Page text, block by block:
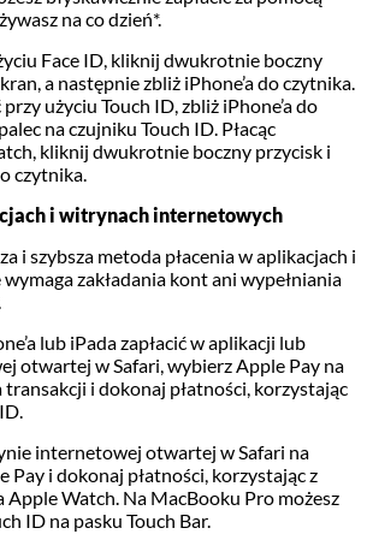
na co dzień*.
Face ID, kliknij dwukrotnie boczny
a następnie zbliż iPhone’a do czytnika.
przy użyciu Touch ID, zbliż iPhone’a do
na czujniku Touch ID. Płacąc
kliknij dwukrotnie boczny przycisk i
czytnika.
i witrynach internetowych
i szybsza metoda płacenia w aplikacjach i
zakładania kont ani wypełniania
lub iPada zapłacić w aplikacji lub
otwartej w Safari, wybierz Apple Pay na
i dokonaj płatności, korzystając
internetowej otwartej w Safari na
Pay i dokonaj płatności, korzystając z
Apple Watch. Na MacBooku Pro możesz
ID na pasku Touch Bar.